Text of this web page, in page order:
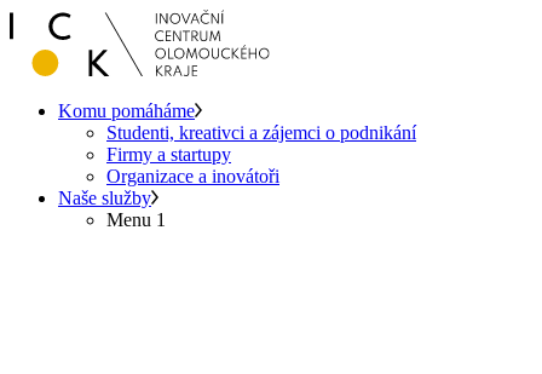
Komu pomáháme
Studenti, kreativci a zájemci o podnikání
Firmy a startupy
Organizace a inovátoři
Naše služby
Menu 1